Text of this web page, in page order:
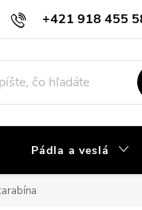
+421 918 455
info@vodacky-
Pádla a veslá